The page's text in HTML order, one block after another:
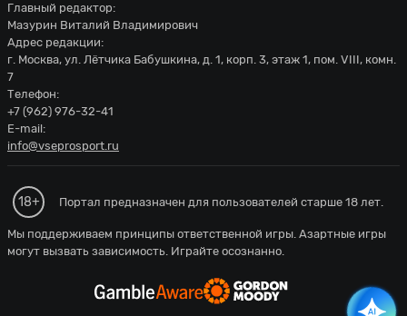
Главный редактор:
Мазурин Виталий Владимирович
Адрес редакции:
г. Москва, ул. Лётчика Бабушкина, д. 1, корп. 3, этаж 1, пом. VIII, комн.
7
Телефон:
+7 (962) 976-32-41
E-mail:
info@vseprosport.ru
18+ Портал предназначен для пользователей старше 18 лет.
Мы поддерживаем принципы ответственной игры. Азартные игры
могут вызвать зависимость. Играйте осознанно.